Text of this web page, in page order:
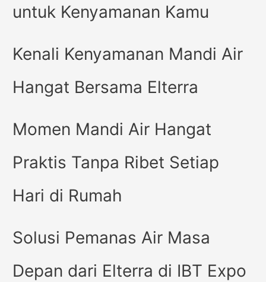
untuk Kenyamanan Kamu
Kenali Kenyamanan Mandi Air
Hangat Bersama Elterra
Momen Mandi Air Hangat
Praktis Tanpa Ribet Setiap
Hari di Rumah
Solusi Pemanas Air Masa
Depan dari Elterra di IBT Expo